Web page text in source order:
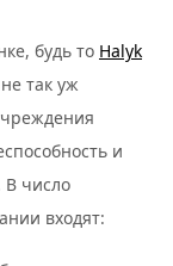
будь то Halyk
так уж
и
В число
входят: